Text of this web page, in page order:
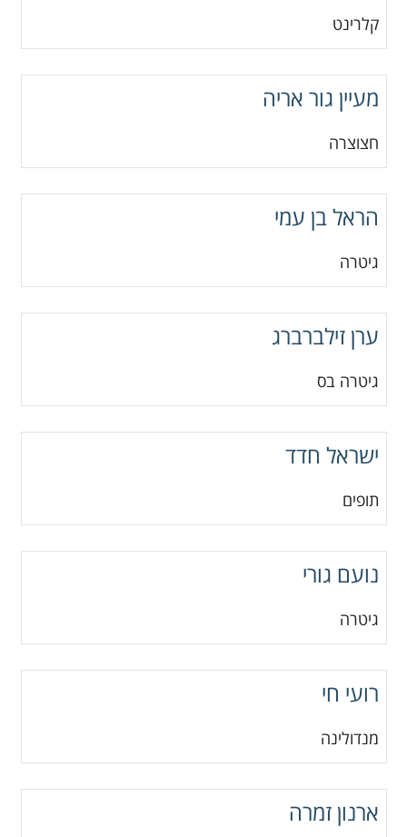
קלרינט
מעיין גור אריה
חצוצרה
הראל בן עמי
גיטרה
ערן זילברברג
גיטרה בס
ישראל חדד
תופים
נועם גורי
גיטרה
רועי חי
מנדולינה
ארנון זמרה